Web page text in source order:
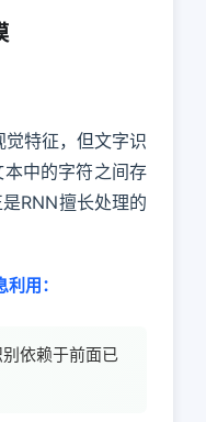
特征，但文字识
中的字符之间存
RNN擅长处理的
利用：
依赖于前面已